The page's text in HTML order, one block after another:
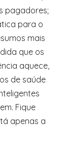
pagadores;
para o
mais
que os
aquece,
de saúde
Fique
apenas a